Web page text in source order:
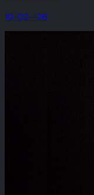
10-02—26